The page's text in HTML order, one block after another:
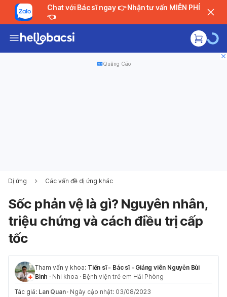
Chat với Bác sĩ ngay 👉 Nhận tư vấn MIỄN PHÍ
👈
Quảng Cáo
Dị ứng Các vấn đề dị ứng khác
Sốc phản vệ là gì? Nguyên nhân,
triệu chứng và cách điều trị cấp
tốc
Tham vấn y khoa: Tiến sĩ - Bác sĩ - Giảng viên Nguyễn Bùi
Bình · Nhi khoa · Bệnh viện trẻ em Hải Phòng
Tác giả: Lan Quan · Ngày cập nhật: 03/08/2023